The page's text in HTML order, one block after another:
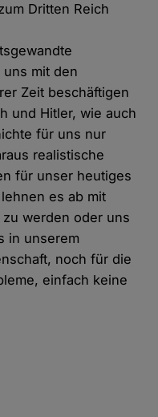
Dritten Reich
mit den
Zeit beschäftigen
und Hitler, wie auch
für uns nur
realistische
für unser heutiges
es ab mit
werden oder uns
in unserem
noch für die
einfach keine